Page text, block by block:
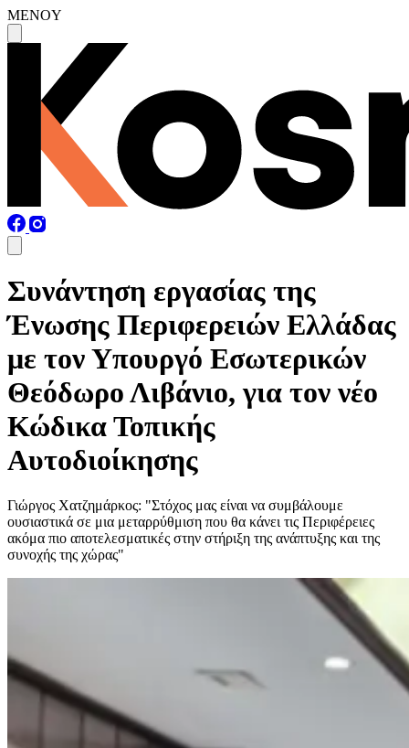
MENOY
Συνάντηση εργασίας της
Ένωσης Περιφερειών Ελλάδας
με τον Υπουργό Εσωτερικών
Θεόδωρο Λιβάνιο, για τον νέο
Κώδικα Τοπικής
Αυτοδιοίκησης
Γιώργος Χατζημάρκος: "Στόχος μας είναι να συμβάλουμε
ουσιαστικά σε μια μεταρρύθμιση που θα κάνει τις Περιφέρειες
ακόμα πιο αποτελεσματικές στην στήριξη της ανάπτυξης και της
συνοχής της χώρας"